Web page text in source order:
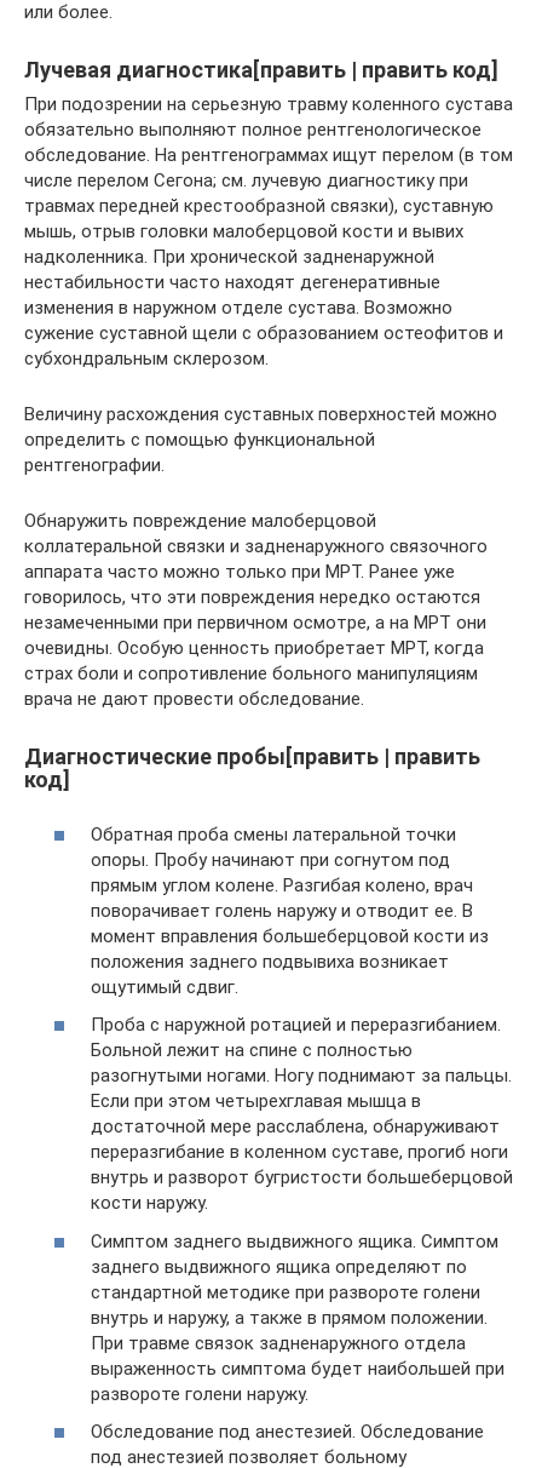
или более.
Лучевая диагностика[править | править код]
При подозрении на серьезную травму коленного сустава
обязательно выполняют полное рентгенологическое
обследование. На рентгенограммах ищут перелом (в том
числе перелом Сегона; см. лучевую диагностику при
травмах передней крестообразной связки), суставную
мышь, отрыв головки малоберцовой кости и вывих
надколенника. При хронической задненаружной
нестабильности часто находят дегенеративные
изменения в наружном отделе сустава. Возможно
сужение суставной щели с образованием остеофитов и
субхондральным склерозом.
Величину расхождения суставных поверхностей можно
определить с помощью функциональной
рентгенографии.
Обнаружить повреждение малоберцовой
коллатеральной связки и задненаружного связочного
аппарата часто можно только при МРТ. Ранее уже
говорилось, что эти повреждения нередко остаются
незамеченными при первичном осмотре, а на МРТ они
очевидны. Особую ценность приобретает МРТ, когда
страх боли и сопротивление больного манипуляциям
врача не дают провести обследование.
Диагностические пробы[править | править
код]
Обратная проба смены латеральной точки
опоры. Пробу начинают при согнутом под
прямым углом колене. Разгибая колено, врач
поворачивает голень наружу и отводит ее. В
момент вправления большеберцовой кости из
положения заднего подвывиха возникает
ощутимый сдвиг.
Проба с наружной ротацией и переразгибанием.
Больной лежит на спине с полностью
разогнутыми ногами. Ногу поднимают за пальцы.
Если при этом четырехглавая мышца в
достаточной мере расслаблена, обнаруживают
переразгибание в коленном суставе, прогиб ноги
внутрь и разворот бугристости большеберцовой
кости наружу.
Симптом заднего выдвижного ящика. Симптом
заднего выдвижного ящика определяют по
стандартной методике при развороте голени
внутрь и наружу, а также в прямом положении.
При травме связок задненаружного отдела
выраженность симптома будет наибольшей при
развороте голени наружу.
Обследование под анестезией. Обследование
под анестезией позволяет больному